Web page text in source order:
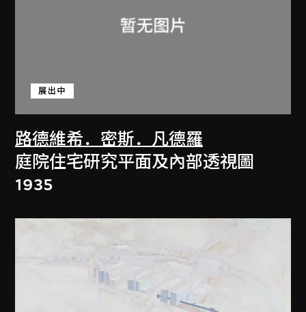
路德維希．密斯．凡德羅
展出中
庭院住宅研究平面及內部透視圖
1935